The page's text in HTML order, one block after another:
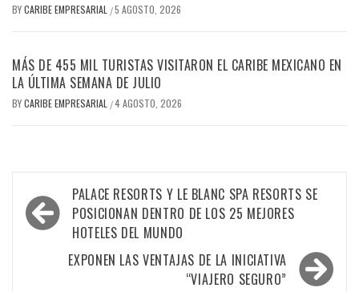
BYCARIBE EMPRESARIAL /5 AGOSTO, 2026
MÁS DE 455 MIL TURISTAS VISITARON EL CARIBE MEXICANO EN
LA ÚLTIMA SEMANA DE JULIO
BYCARIBE EMPRESARIAL /4 AGOSTO, 2026
Navegación
de
entradas
PALACE RESORTS Y LE BLANC SPA RESORTS SE
POSICIONAN DENTRO DE LOS 25 MEJORES
HOTELES DEL MUNDO
EXPONEN LAS VENTAJAS DE LA INICIATIVA
“VIAJERO SEGURO”